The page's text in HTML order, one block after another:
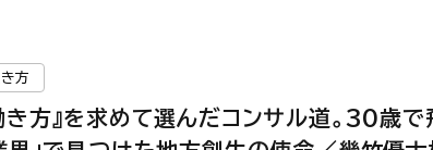
方
き方』を求めて選んだコンサル道。30歳で